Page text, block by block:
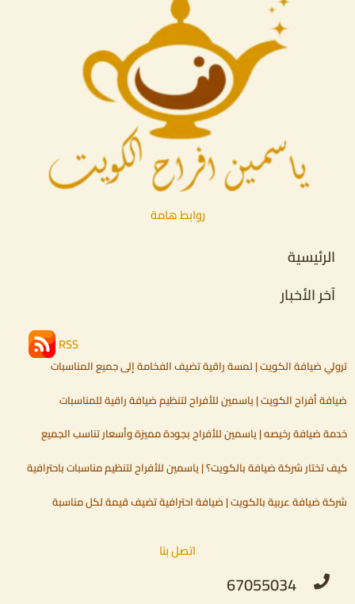
روابط هامة
الرئيسية
آخر الأخبار
RSS
ترولي ضيافة الكويت | لمسة راقية تضيف الفخامة إلى جميع المناسبات
ضيافة أفراح الكويت | ياسمين للأفراح لتنظيم ضيافة راقية للمناسبات
خدمة ضيافة رخيصه | ياسمين للأفراح بجودة مميزة وأسعار تناسب الجميع
كيف تختار شركة ضيافة بالكويت؟ | ياسمين للأفراح لتنظيم مناسبات باحترافية
شركة ضيافة عربية بالكويت | ضيافة احترافية تضيف قيمة لكل مناسبة
اتصل بنا
67055034